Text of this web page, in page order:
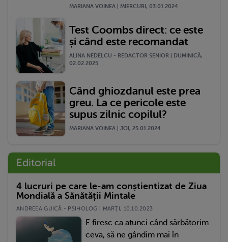
MARIANA VOINEA | MIERCURI, 03.01.2024
Test Coombs direct: ce este
și când este recomandat
ALINA NEDELCU - REDACTOR SENIOR | DUMINICĂ,
02.02.2025
Când ghiozdanul este prea
greu. La ce pericole este
supus zilnic copilul?
MARIANA VOINEA | JOI, 25.01.2024
Editorial
4 lucruri pe care le-am conștientizat de Ziua
Mondială a Sănătății Mintale
ANDREEA GUICĂ - PSIHOLOG | MARŢI, 10.10.2023
E firesc ca atunci când sărbătorim
ceva, să ne gândim mai în